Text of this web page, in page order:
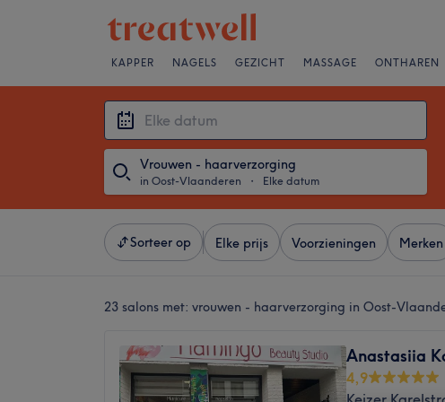
KAPPER NAGELS GEZICHT MASSAGE ONTHAREN
Vrouwen - haarverzorging
in Oost-Vlaanderen ・ Elke datum
Sorteer op Elke prijs Voorzieningen Merken
23 salons met: vrouwen - haarverzorging in Oost-
Anastasiia
4,9